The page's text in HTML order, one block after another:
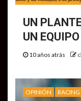
UN
UN EQUIPO
10 años atrás
OPINIÓN RACING